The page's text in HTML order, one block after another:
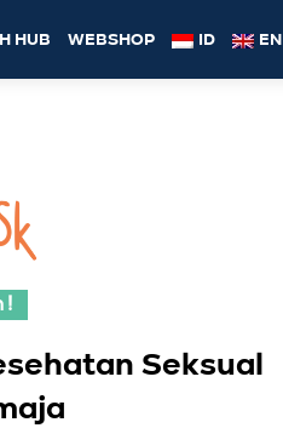
HUB WEBSHOP ID EN
Seksual